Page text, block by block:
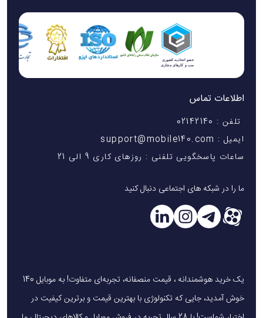
اطلاعات تماس
تلفن : 02142140
ایمیل : support@mobile140.com
ساعات پاسخگویی تلفنی : روزهای کاری 9 الی 21
ما را در شبکه های اجتماعی دنبال کنید
یک خرید هوشمندانه ، قیمت منصفانه، تجربه‌ای متفاوت! به موبایل 140
خوش آمدید، جایی که تکنولوژی با بهترین قیمت و برترین کیفیت در